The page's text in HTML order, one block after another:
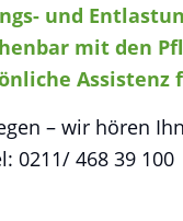
und
mit den
– wir hören
0211/ 468 39 100